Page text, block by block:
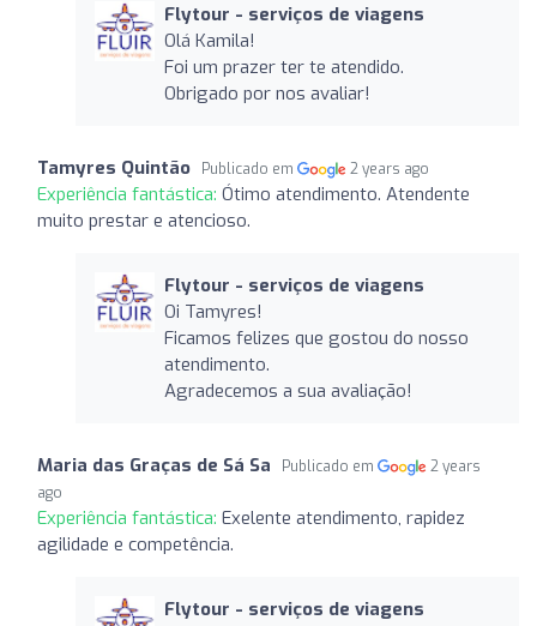
Flytour - serviços de viagens
Olá Kamila!
Foi um prazer ter te atendido.
Obrigado por nos avaliar!
Tamyres Quintão Publicado em 2 years ago
Experiência fantástica: Ótimo atendimento. Atendente
muito prestar e atencioso.
Flytour - serviços de viagens
Oi Tamyres!
Ficamos felizes que gostou do nosso
atendimento.
Agradecemos a sua avaliação!
Maria das Graças de Sá Sa Publicado em
2 years
ago
Experiência fantástica: Exelente atendimento, rapidez
agilidade e competência.
Flytour - serviços de viagens